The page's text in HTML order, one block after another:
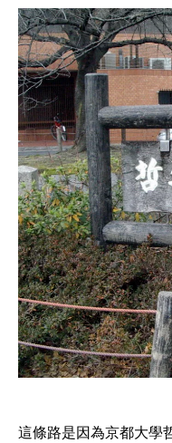
這條路是因為京都大學